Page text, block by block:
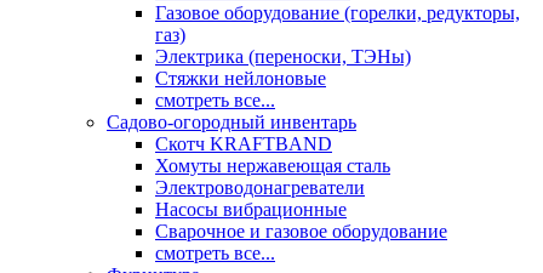
Газовое оборудование (горелки, редукторы,
газ)
Электрика (переноски, ТЭНы)
Стяжки нейлоновые
смотреть все...
Садово-огородный инвентарь
Скотч KRAFTBAND
Хомуты нержавеющая сталь
Электроводонагреватели
Насосы вибрационные
Сварочное и газовое оборудование
смотреть все...